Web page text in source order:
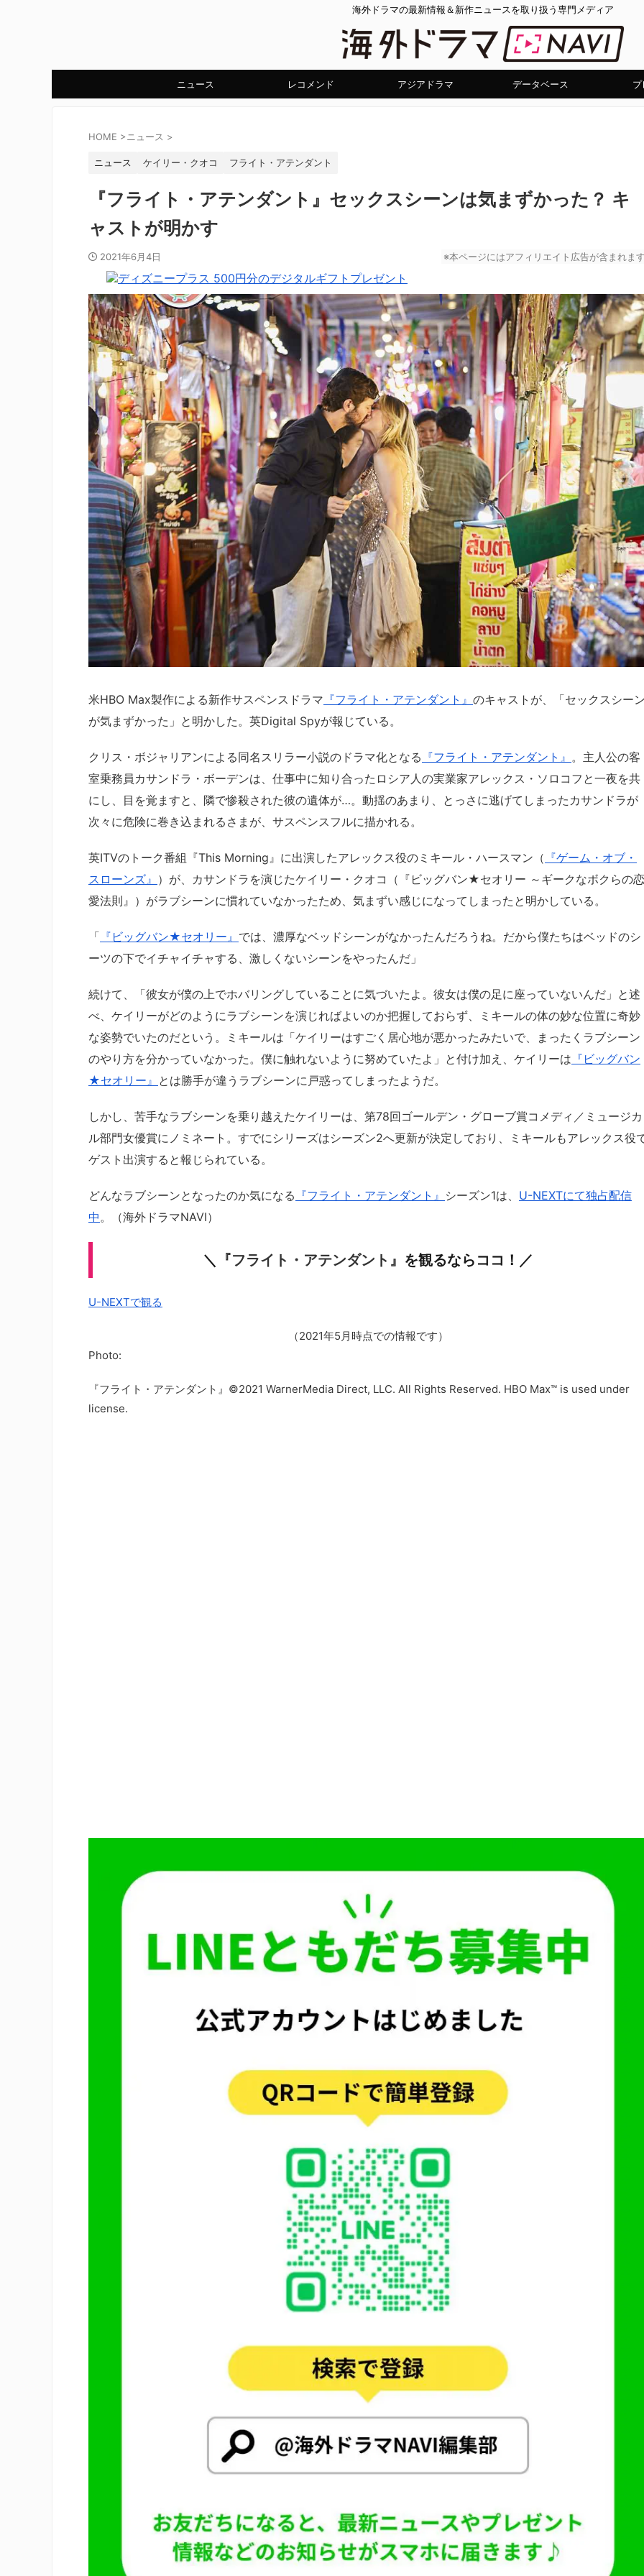
海外ドラマの最新情報＆新作ニュースを取り扱う専門メディア
ニュース レコメンド アジアドラマ データベース
HOME >ニュース >
ニュース ケイリー・クオコ フライト・アテンダント
『フライト・アテンダント』セックスシーンは気まずかった？ キ
ャストが明かす
2021年6月4日 ※本ページにはアフィリエイト広告が含まれま
米HBO Max製作による新作サスペンスドラマ 『フライト・アテンダント』 のキャストが、「セックスシー
が気まずかった」と明かした。英Digital Spyが報じている。
クリス・ボジャリアンによる同名スリラー小説のドラマ化となる 『フライト・アテンダント』 。主人公の客
室乗務員カサンドラ・ボーデンは、仕事中に知り合ったロシア人の実業家アレックス・ソロコフと一夜を共
にし、目を覚ますと、隣で惨殺された彼の遺体が…。動揺のあまり、とっさに逃げてしまったカサンドラが
次々に危険に巻き込まれるさまが、サスペンスフルに描かれる。
英ITVのトーク番組『This Morning』に出演したアレックス役のミキール・ハースマン（ 『ゲーム・オブ・
スローンズ』 ）が、カサンドラを演じたケイリー・クオコ（『ビッグバン★セオリー ～ギークなボクらの恋
愛法則』）がラブシーンに慣れていなかったため、気まずい感じになってしまったと明かしている。
「 『ビッグバン★セオリー』 では、濃厚なベッドシーンがなかったんだろうね。だから僕たちはベッドのシ
ーツの下でイチャイチャする、激しくないシーンをやったんだ」
続けて、「彼女が僕の上でホバリングしていることに気づいたよ。彼女は僕の足に座っていないんだ」と述
べ、ケイリーがどのようにラブシーンを演じればよいのか把握しておらず、ミキールの体の妙な位置に奇妙
な姿勢でいたのだという。ミキールは「ケイリーはすごく居心地が悪かったみたいで、まったくラブシーン
のやり方を分かっていなかった。僕に触れないように努めていたよ」と付け加え、ケイリーは 『ビッグバン
★セオリー』 とは勝手が違うラブシーンに戸惑ってしまったようだ。
しかし、苦手なラブシーンを乗り越えたケイリーは、第78回ゴールデン・グローブ賞コメディ／ミュージカ
ル部門女優賞にノミネート。すでにシリーズはシーズン2へ更新が決定しており、ミキールもアレックス役
ゲスト出演すると報じられている。
どんなラブシーンとなったのか気になる 『フライト・アテンダント』 シーズン1は、 U-NEXTにて独占配信
中 。（海外ドラマNAVI）
＼ 『フライト・アテンダント』 を観るならココ！／
U-NEXTで観る
（2021年5月時点での情報です）
Photo:
『フライト・アテンダント』©2021 WarnerMedia Direct, LLC. All Rights Reserved. HBO Max™ is used under
license.